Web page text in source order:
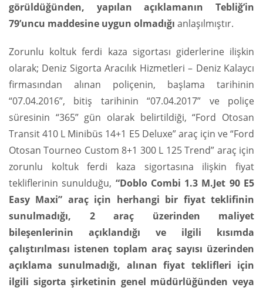
görüldüğünden, yapılan açıklamanın Tebliğ’in
79’uncu maddesine uygun olmadığı anlaşılmıştır.
Zorunlu koltuk ferdi kaza sigortası giderlerine ilişkin
olarak; Deniz Sigorta Aracılık Hizmetleri – Deniz Kalaycı
firmasından alınan poliçenin, başlama tarihinin
“07.04.2016”, bitiş tarihinin “07.04.2017” ve poliçe
süresinin “365” gün olarak belirtildiği, “Ford Otosan
Transit 410 L Minibüs 14+1 E5 Deluxe” araç için ve “Ford
Otosan Tourneo Custom 8+1 300 L 125 Trend” araç için
zorunlu koltuk ferdi kaza sigortasına ilişkin fiyat
tekliflerinin sunulduğu, “Doblo Combi 1.3 M.Jet 90 E5
Easy Maxi” araç için herhangi bir fiyat teklifinin
sunulmadığı, 2 araç üzerinden maliyet
bileşenlerinin açıklandığı ve ilgili kısımda
çalıştırılması istenen toplam araç sayısı üzerinden
açıklama sunulmadığı, alınan fiyat teklifleri için
ilgili sigorta şirketinin genel müdürlüğünden veya